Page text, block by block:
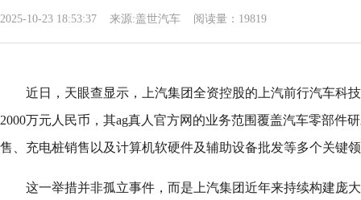
2025-10-23 18:53:37 来源:盖世汽车 阅读量：19819
近日，天眼查显示，上汽集团全资控股的上汽前行汽车科
2000万元人民币，其ag真人官方网的业务范围覆盖汽车零部件
售、充电桩销售以及计算机软硬件及辅助设备批发等多个关键
这一举措并非孤立事件，而是上汽集团近年来持续构建庞